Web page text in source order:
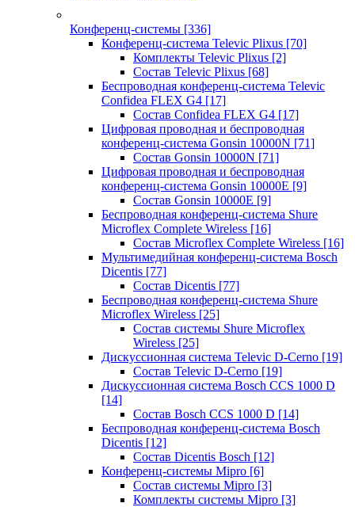
Конференц-системы [336]
Конференц-система Televic Plixus [70]
Комплекты Televic Plixus [2]
Состав Televic Plixus [68]
Беспроводная конференц-система Televic
Confidea FLEX G4 [17]
Состав Confidea FLEX G4 [17]
Цифровая проводная и беспроводная
конференц-система Gonsin 10000N [71]
Состав Gonsin 10000N [71]
Цифровая проводная и беспроводная
конференц-система Gonsin 10000E [9]
Состав Gonsin 10000E [9]
Беспроводная конференц-система Shure
Microflex Complete Wireless [16]
Состав Microflex Complete Wireless [16]
Мультимедийная конференц-система Bosch
Dicentis [77]
Состав Dicentis [77]
Беспроводная конференц-система Shure
Microflex Wireless [25]
Состав системы Shure Microflex
Wireless [25]
Дискуссионная система Televic D-Cerno [19]
Состав Televic D-Cerno [19]
Дискуссионная система Bosch CCS 1000 D
[14]
Состав Bosch CCS 1000 D [14]
Беспроводная конференц-система Bosch
Dicentis [12]
Состав Dicentis Bosch [12]
Конференц-системы Mipro [6]
Состав системы Mipro [3]
Комплекты системы Mipro [3]